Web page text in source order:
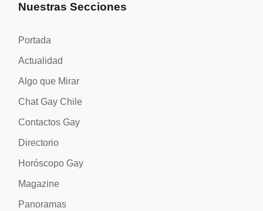
Nuestras Secciones
Portada
Actualidad
Algo que Mirar
Chat Gay Chile
Contactos Gay
Directorio
Horóscopo Gay
Magazine
Panoramas